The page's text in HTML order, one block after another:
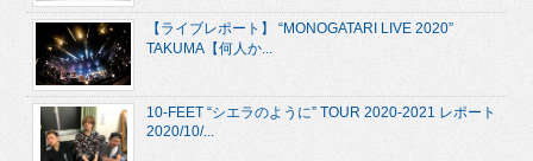
【ライブレポート】 “MONOGATARI LIVE 2020”
TAKUMA【何人か...
10-FEET “シエラのように” TOUR 2020-2021 レポート
2020/10/...